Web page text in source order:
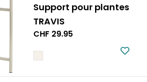
Support pour plantes
TRAVIS
Prix
CHF 29.95